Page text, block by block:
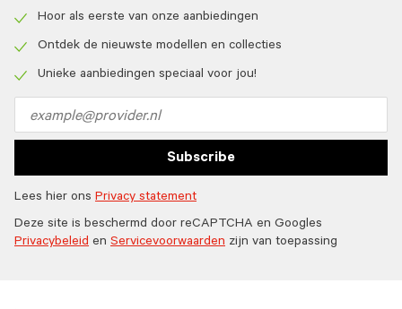
icon
Hoor als eerste van onze aanbiedingen
icon
Ontdek de nieuwste modellen en collecties
Unieke aanbiedingen speciaal voor jou!
address
Subscribe
Lees hier ons Privacy statement
Deze site is beschermd door reCAPTCHA en Googles
Privacybeleid en Servicevoorwaarden zijn van toepassing